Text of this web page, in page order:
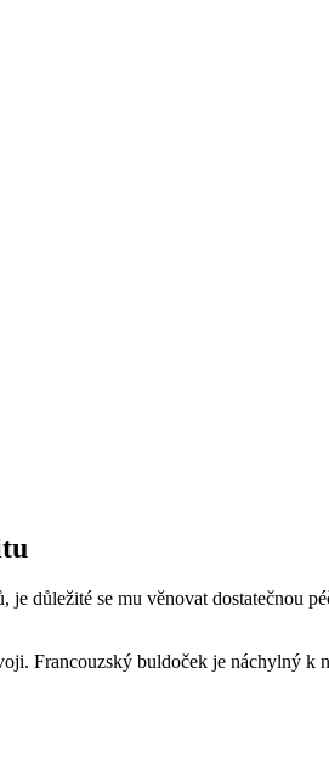
důležité se mu věnovat dostatečnou
Francouzský buldoček je náchylný k